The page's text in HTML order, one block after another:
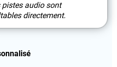
pistes audio sont
directement.